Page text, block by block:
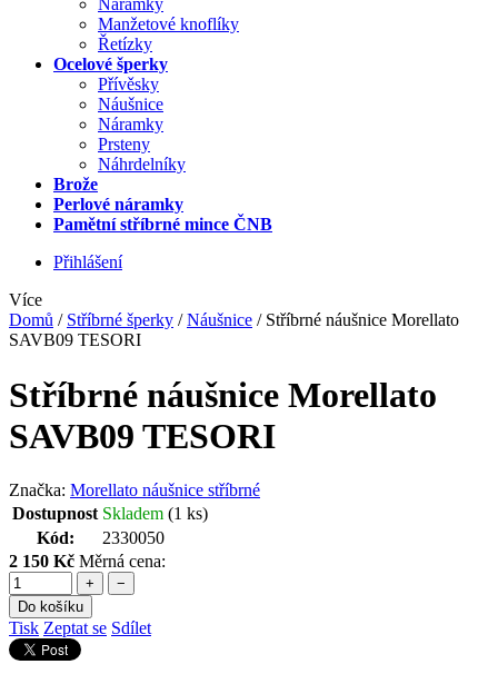
Náramky
Manžetové knoflíky
Řetízky
Ocelové šperky
Přívěsky
Náušnice
Náramky
Prsteny
Náhrdelníky
Brože
Perlové náramky
Pamětní stříbrné mince ČNB
Přihlášení
Více
Domů / Stříbrné šperky / Náušnice / Stříbrné náušnice Morellato
SAVB09 TESORI
Stříbrné náušnice Morellato
SAVB09 TESORI
Značka: Morellato náušnice stříbrné
Dostupnost Skladem (1 ks)
Kód:
2330050
2 150 Kč Měrná cena:
+
−
Do košíku
Tisk Zeptat se Sdílet